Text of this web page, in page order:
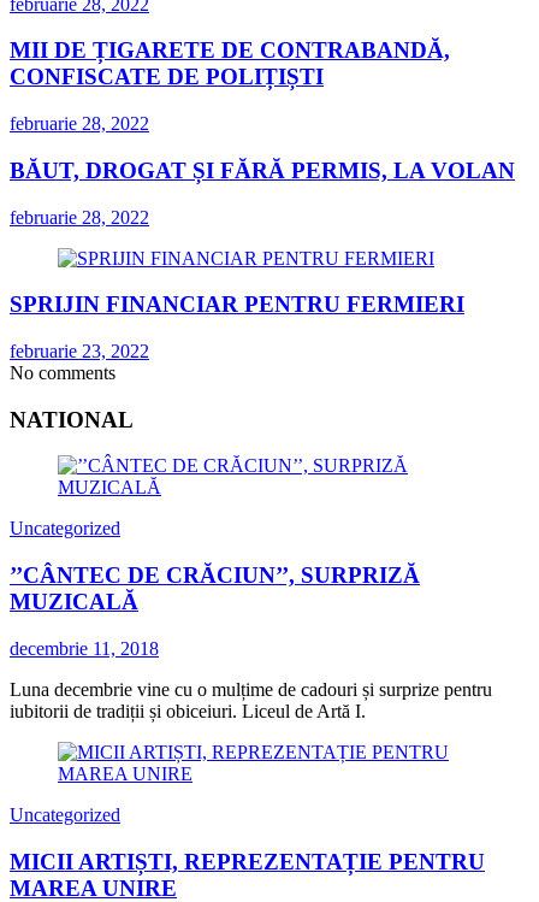
MII DE ȚIGARETE DE CONTRABANDĂ,
CONFISCATE DE POLIȚIȘTI
februarie 28, 2022
BĂUT, DROGAT ȘI FĂRĂ PERMIS, LA VOLAN
februarie 28, 2022
SPRIJIN FINANCIAR PENTRU FERMIERI
februarie 23, 2022
No comments
NATIONAL
Uncategorized
’’CÂNTEC DE CRĂCIUN’’, SURPRIZĂ
MUZICALĂ
decembrie 11, 2018
Luna decembrie vine cu o mulțime de cadouri și surprize pentru
iubitorii de tradiții și obiceiuri. Liceul de Artă I.
Uncategorized
MICII ARTIȘTI, REPREZENTAȚIE PENTRU
MAREA UNIRE